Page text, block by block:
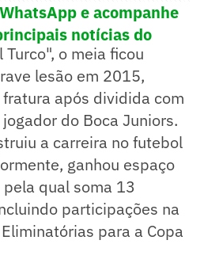
e acompanhe
notícias do
o meia ficou
lesão em 2015,
após dividida com
do Boca Juniors.
a carreira no futebol
ganhou espaço
qual soma 13
participações na
para a Copa